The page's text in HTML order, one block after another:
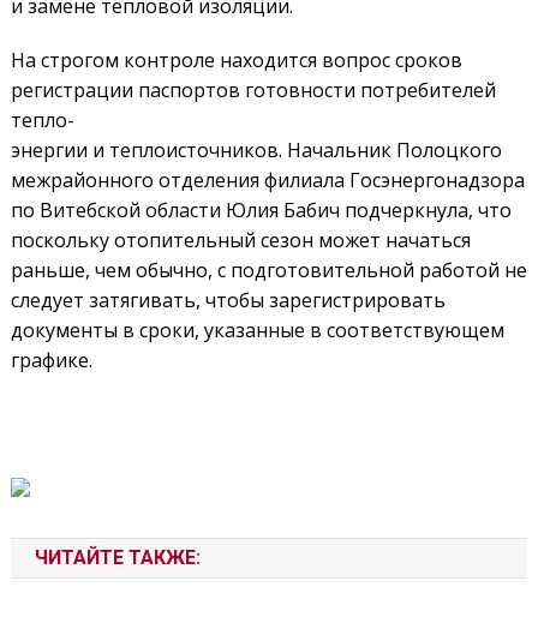
и замене тепловой изоляции.
На строгом контроле находится вопрос сроков
регистрации паспортов готовности потребителей
тепло-
энергии и теплоисточников. Начальник Полоцкого
межрайонного отделения филиала Госэнергонадзора
по Витебской области Юлия Бабич подчеркнула, что
поскольку отопительный сезон может начаться
раньше, чем обычно, с подготовительной работой не
следует затягивать, чтобы зарегистрировать
документы в сроки, указанные в соответствующем
графике.
ЧИТАЙТЕ ТАКЖЕ: